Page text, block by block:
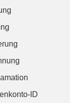
ID